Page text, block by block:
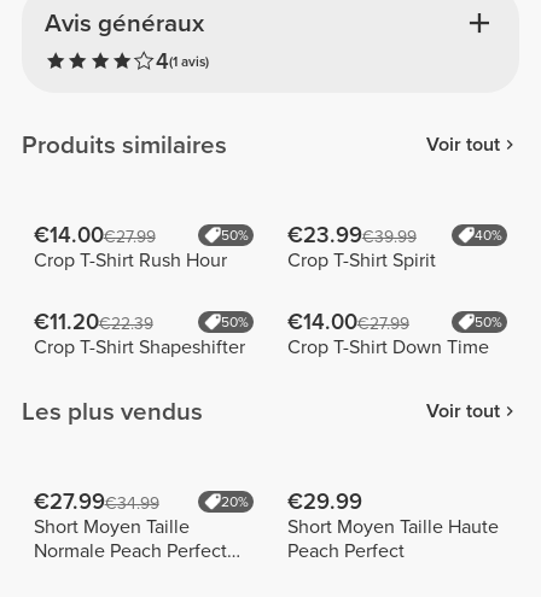
Avis généraux
4(1 avis)
Produits similaires Voir tout
€14.00€27.99 50%
Crop T-Shirt Rush Hour
€23.99€39.99 40%
Crop T-Shirt Spirit
€11.20€22.39 50%
Crop T-Shirt Shapeshifter
€14.00€27.99 50%
Crop T-Shirt Down Time
Les plus vendus Voir tout
€27.99€34.99 20%
Short Moyen Taille
Normale Peach Perfect
€29.99
Short Moyen Taille Haute
Peach Perfect